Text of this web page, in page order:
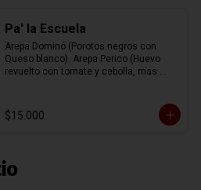
Pa' la Escuela
Arepa Dominó (Porotos negros con
Queso blanco). Arepa Perico (Huevo
revuelto con tomate y cebolla, mas
$15.000